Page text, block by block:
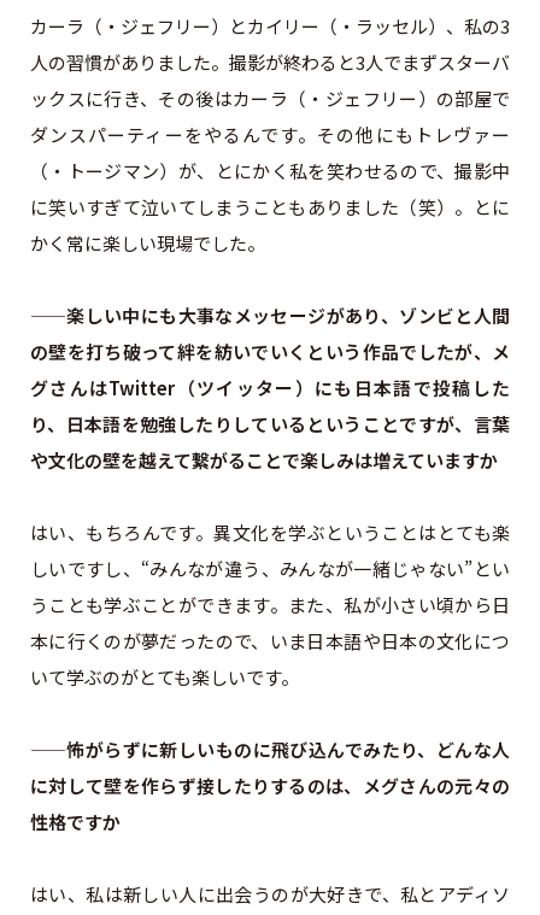
カーラ（・ジェフリー）とカイリー（・ラッセル）、私の3
人の習慣がありました。撮影が終わると3人でまずスターバ
ックスに行き、その後はカーラ（・ジェフリー）の部屋で
ダンスパーティーをやるんです。その他にもトレヴァー
（・トージマン）が、とにかく私を笑わせるので、撮影中
に笑いすぎて泣いてしまうこともありました（笑）。とに
かく常に楽しい現場でした。
——楽しい中にも大事なメッセージがあり、ゾンビと人間
の壁を打ち破って絆を紡いでいくという作品でしたが、メ
グさんはTwitter（ツイッター）にも日本語で投稿した
り、日本語を勉強したりしているということですが、言葉
や文化の壁を越えて繋がることで楽しみは増えていますか
はい、もちろんです。異文化を学ぶということはとても楽
しいですし、“みんなが違う、みんなが一緒じゃない”とい
うことも学ぶことができます。また、私が小さい頃から日
本に行くのが夢だったので、いま日本語や日本の文化につ
いて学ぶのがとても楽しいです。
——怖がらずに新しいものに飛び込んでみたり、どんな人
に対して壁を作らず接したりするのは、メグさんの元々の
性格ですか
はい、私は新しい人に出会うのが大好きで、私とアディソ